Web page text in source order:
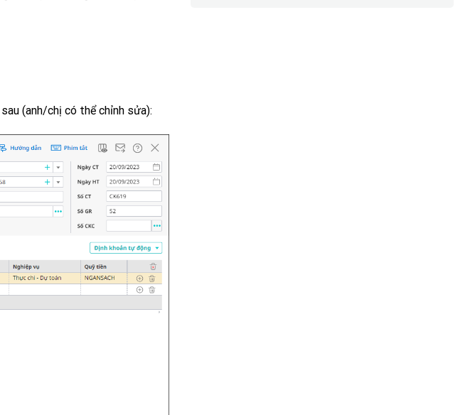
(anh/chị có thể chỉnh sửa):